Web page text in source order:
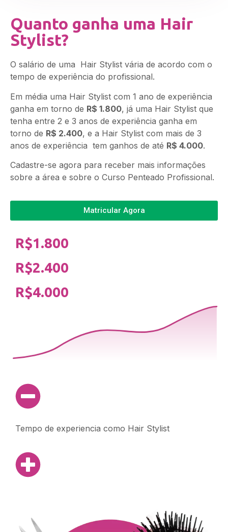
Quanto ganha uma Hair
Stylist?
O salário de uma Hair Stylist vária de acordo com o
tempo de experiência do profissional.
Em média uma Hair Stylist com 1 ano de experiência
ganha em torno de R$ 1.800, já uma Hair Stylist que
tenha entre 2 e 3 anos de experiência ganha em
torno de R$ 2.400, e a Hair Stylist com mais de 3
anos de experiência tem ganhos de até R$ 4.000.
Cadastre-se agora para receber mais informações
sobre a área e sobre o Curso Penteado Profissional.
Matricular Agora
R$1.800
R$2.400
R$4.000
Tempo de experiencia como Hair Stylist